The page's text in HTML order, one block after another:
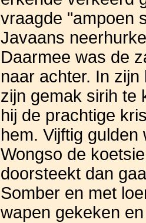
vraagde "ampoen
Javaans
Daarmee was de
naar achter. In
zijn gemak sirih te
hij de prachtige
hem. Vijftig
Wongso de
doorsteekt dan
Somber en met
wapen gekeken